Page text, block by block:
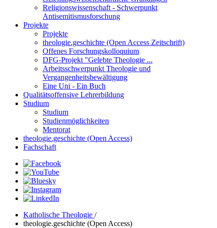
Religionswissenschaft - Schwerpunkt
Antisemitismusforschung
Projekte
Projekte
theologie.geschichte (Open Access Zeitschrift)
Offenes Forschungskolloquium
DFG-Projekt "Gelebte Theologie ...
Arbeitsschwerpunkt Theologie und
Vergangenheitsbewältigung
Eine Uni - Ein Buch
Qualitätsoffensive Lehrerbildung
Studium
Studium
Studienmöglichkeiten
Mentorat
theologie.geschichte (Open Access)
Fachschaft
Katholische Theologie /
theologie.geschichte (Open Access)